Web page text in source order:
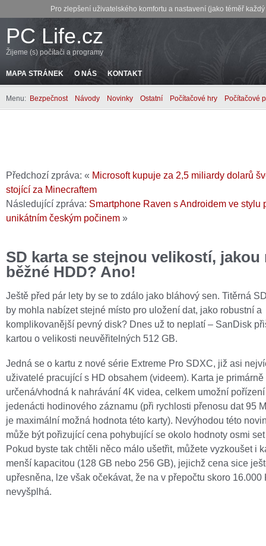
Pro zlepšení uživatelského komfortu a nastavení (jako téměř
PC Life.cz
Žijeme (s) počítači a programy
MAPA STRÁNEK O NÁS KONTAKT
Menu: Bezpečnost Návody Novinky Ostatní Počítačové hry Počítačové
Předchozí zpráva: « Microsoft kupuje za 2,5 miliardy dolarů
stojící za Minecraftem
Následující zpráva: Smartphone Raven s Androidem ve stylu
unikátním českým počinem »
SD karta se stejnou velikostí, jakou
běžné HDD? Ano!
Ještě před pár lety by se to zdálo jako bláhový sen. Titěrná
by mohla nabízet stejné místo pro uložení dat, jako robustní a
komplikovanější pevný disk? Dnes už to neplatí – SanDisk
kartou o velikosti neuvěřitelných 512 GB.
Jedná se o kartu z nové série Extreme Pro SDXC, již asi
uživatelé pracující s HD obsahem (videem). Karta je primárně
určená/vhodná k nahrávání 4K videa, celkem umožní
jedenácti hodinového záznamu (při rychlosti přenosu dat 95
je maximální možná hodnota této karty). Nevýhodou této
může být pořizující cena pohybující se okolo hodnoty osmi
Pokud byste tak chtěli něco málo ušetřit, můžete vyzkoušet i
menší kapacitou (128 GB nebo 256 GB), jejichž cena sice
upřesněna, lze však očekávat, že na v přepočtu skoro 16.000
nevyšplhá.